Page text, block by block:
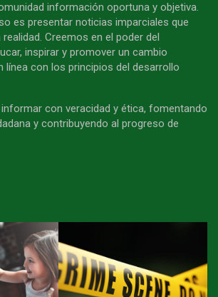
información oportuna y objetiva.
es presentar noticias imparciales que
Creemos en el poder del
inspirar y promover un cambio
línea con los principios del desarrollo
con veracidad y ética, fomentando
y contribuyendo al progreso de